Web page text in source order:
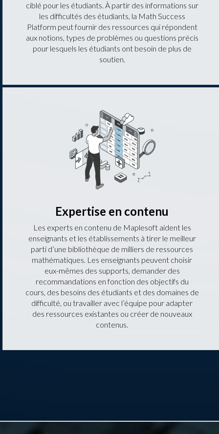
ciblé pour les étudiants. À partir des informations sur
les difficultés des étudiants, la Math Success
Platform peut fournir des ressources qui répondent
aux notions, types de problèmes ou questions précis
pour lesquels les étudiants ont besoin de plus de
soutien.
Expertise en contenu
Les experts en contenu de Maplesoft aident les
enseignants et les établissements à tirer le meilleur
parti d’une bibliothèque de milliers de ressources
mathématiques. Les enseignants peuvent choisir
eux-mêmes des supports, demander des
recommandations en fonction des objectifs du
cours, des besoins des étudiants et des domaines de
difficulté, ou travailler avec l’équipe pour adapter
des ressources existantes ou créer de nouveaux
contenus.